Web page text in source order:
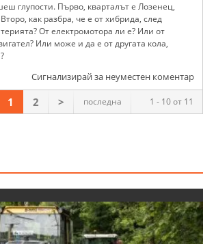
глупости. Първо, кварталът е Лозенец,
как разбра, че е от хибрида, след
От електромотора ли е? Или от
Или може и да е от другата кола,
Сигнализирай за неуместен коментар
1 - 10 от 11
1 2 > последна